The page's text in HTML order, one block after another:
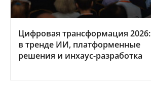
Цифровая трансформация 2026:
в тренде ИИ, платформенные
решения и инхаус-разработка